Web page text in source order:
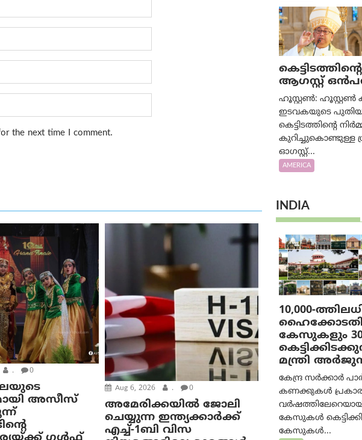
the next time I comment.
. 0
അസീസ്
Aug 6, 2026 . 0
അമേരിക്കയില്‍ ജോലി
ചെയ്യുന്ന ഇന്ത്യക്കാർക്ക്
എച്ച്-1ബി വിസ
ആഗസ്റ്റ്
ഹൂസ്റ്റൺ: ഹൂസ്റ്റൺ
ഇടവകയുടെ
കെട്ടിടത്തിന്റെ
കുറിച്ചുകൊണ്ടുള്ള
ഓഗസ്റ്റ്...
AMERICA
INDIA
10,000-
കേസുകളും
മന്ത്രി
കേന്ദ്ര സർക്കാർ
കണക്കുകൾ
കേസുകൾ
കേസുകൾ...